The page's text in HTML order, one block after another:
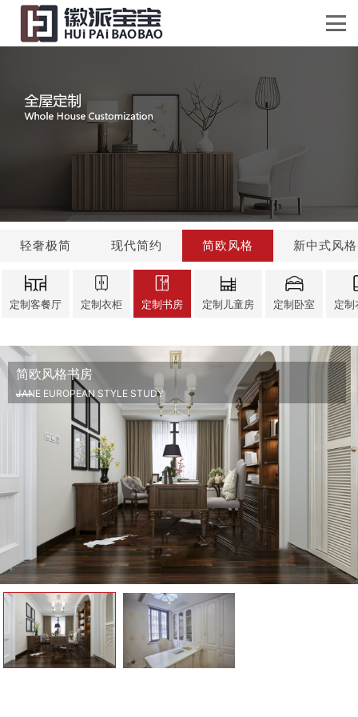
轻奢极简 现代简约 简欧风格 新中式风格
定制客餐厅 定制衣柜 定制书房 定制儿童房 定制卧室 定制
简欧风格书房
JANE EUROPEAN STYLE STUDY